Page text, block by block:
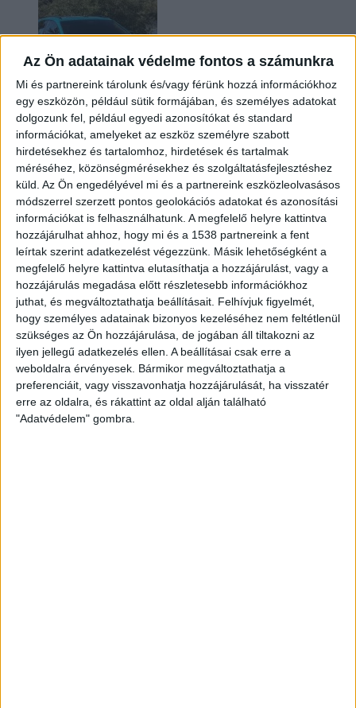
Az Ön adatainak védelme fontos a számunkra
Mi és partnereink tárolunk és/vagy férünk hozzá információkhoz
egy eszközön, például sütik formájában, és személyes adatokat
dolgozunk fel, például egyedi azonosítókat és standard
információkat, amelyeket az eszköz személyre szabott
hirdetésekhez és tartalomhoz, hirdetések és tartalmak
méréséhez, közönségmérésekhez és szolgáltatásfejlesztéshez
küld. Az Ön engedélyével mi és a partnereink eszközleolvasásos
módszerrel szerzett pontos geolokációs adatokat és azonosítási
információkat is felhasználhatunk. A megfelelő helyre kattintva
hozzájárulhat ahhoz, hogy mi és a 1538 partnereink a fent
leírtak szerint adatkezelést végezzünk. Másik lehetőségként a
megfelelő helyre kattintva elutasíthatja a hozzájárulást, vagy a
hozzájárulás megadása előtt részletesebb információkhoz
juthat, és megváltoztathatja beállításait. Felhívjuk figyelmét,
hogy személyes adatainak bizonyos kezeléséhez nem feltétlenül
szükséges az Ön hozzájárulása, de jogában áll tiltakozni az
ilyen jellegű adatkezelés ellen. A beállításai csak erre a
weboldalra érvényesek. Bármikor megváltoztathatja a
preferenciáit, vagy visszavonhatja hozzájárulását, ha visszatér
erre az oldalra, és rákattint az oldal alján található
"Adatvédelem" gombra.
Két év sem kellett: máris nyugdíjba küldi utolsó
amerikai villanyautóját a Honda
Kilencmillió alatt indul a legolcsóbb elektromos
Volkswagen